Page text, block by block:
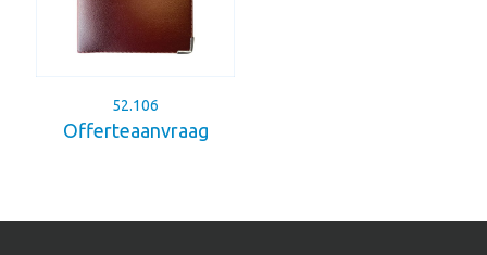
52.106
Offerteaanvraag